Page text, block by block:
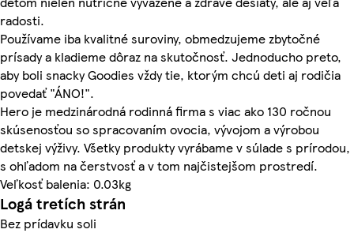
radosti.
Používame iba kvalitné suroviny, obmedzujeme zbytočné
prísady a kladieme dôraz na skutočnosť. Jednoducho preto,
aby boli snacky Goodies vždy tie, ktorým chcú deti aj rodičia
povedať "ÁNO!".
Hero je medzinárodná rodinná firma s viac ako 130 ročnou
skúsenosťou so spracovaním ovocia, vývojom a výrobou
detskej výživy. Všetky produkty vyrábame v súlade s prírodou,
s ohľadom na čerstvosť a v tom najčistejšom prostredí.
Veľkosť balenia: 0.03kg
Logá tretích strán
Bez prídavku soli